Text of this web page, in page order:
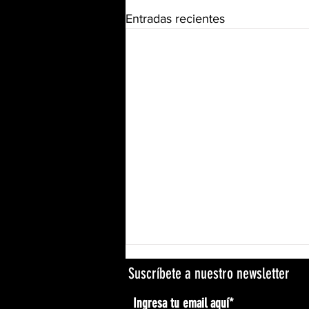
Entradas recientes
Suscríbete a nuestro newsletter